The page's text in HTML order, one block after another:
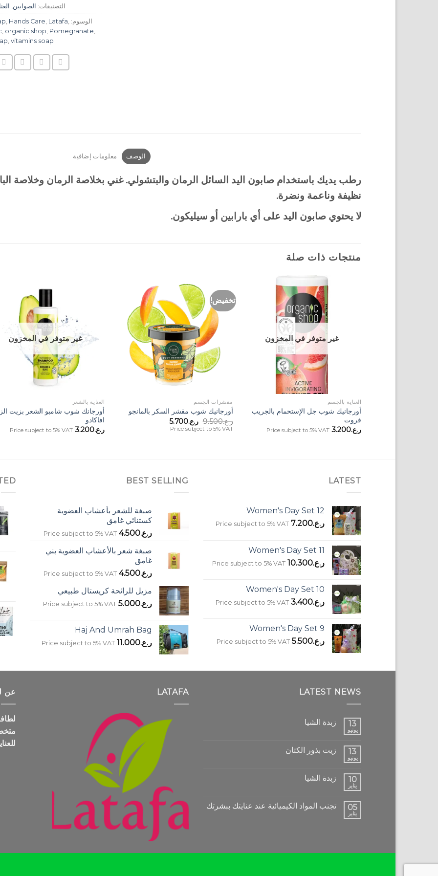
التصنيفات: الصوابين
الوسوم: Hands Care Latafa
organic shop Pomegranate
,vitamins soap
الوصف معلومات إضافية
رطب يديك باستخدام صابون اليد السائل الرمان والبتشولي. غني بخلاصة الرمان وخلاصة
نظيفة وناعمة ونضرة.
لا يحتوي صابون اليد على أي بارابين أو سيليكون.
منتجات ذات صلة
غير متوفر في المخزون
العناية بالجسم
أورجانيك شوب جل الإستحمام بالجريب
فروت
ر.ع.3.200
Price subject to 5% VAT
تخفيض!
Add to
Wishlist
مقشرات الجسم
أورجانيك شوب مقشر السكر بالمانجو
ر.ع.9.500 السعر
الأصلي
هو:
ر.ع.5.700السعر
Price subject to 5% VAT
غير متوفر في المخزون
العناية بالشعر
أورجانك شوب شامبو الشعر بزيت
افاكادو
ر.ع.3.200
Price subject to 5% VAT
LATEST
Women's Day Set 12
ر.ع.7.200
Price subject to 5% VAT
Women's Day Set 11
ر.ع.10.300
Price subject to 5% VAT
Women's Day Set 10
ر.ع.3.400
Price subject to 5% VAT
Women's Day Set 9
ر.ع.5.500
Price subject to 5% VAT
BEST SELLING
صبغة للشعر بأعشاب العضوية
كستنائي غامق
ر.ع.4.500
Price subject to 5% VAT
صبغة شعر بالأعشاب العضوية بني
غامق
ر.ع.4.500
Price subject to 5% VAT
مزيل للرائحة كريستال طبيعي
ر.ع.5.000
Price subject to 5% VAT
Haj And Umrah Bag
ر.ع.11.000
Price subject to 5% VAT
LATEST NEWS
13
يونيو
زبدة الشيا
13
يونيو
زيت بذور الكتان
10
يناير
زبدة الشيا
05
يناير
تجنب المواد الكيميائية عند عنايتك ببشرتك
LATAFA عن